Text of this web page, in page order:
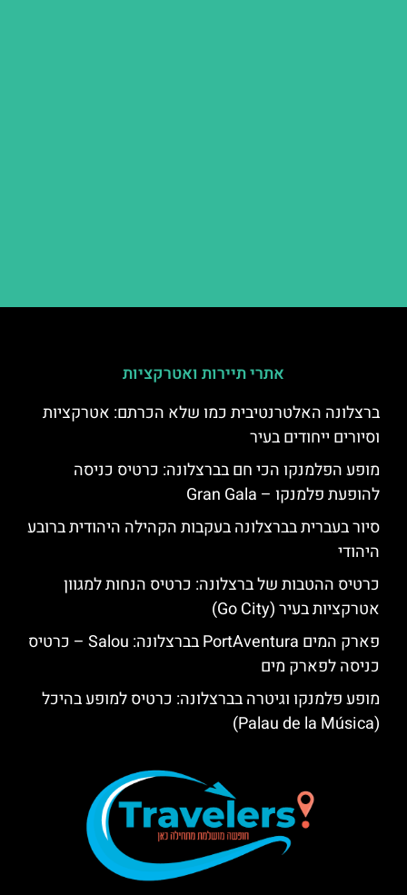
אתרי תיירות ואטרקציות
ברצלונה האלטרנטיבית כמו שלא הכרתם: אטרקציות
וסיורים ייחודים בעיר
מופע הפלמנקו הכי חם בברצלונה: כרטיס כניסה
להופעת פלמנקו – Gran Gala
סיור בעברית בברצלונה בעקבות הקהילה היהודית ברובע
היהודי
כרטיס ההטבות של ברצלונה: כרטיס הנחות למגוון
אטרקציות בעיר (Go City)
פארק המים PortAventura בברצלונה: Salou – כרטיס
כניסה לפארק מים
מופע פלמנקו וגיטרה בברצלונה: כרטיס למופע בהיכל
(Palau de la Música)